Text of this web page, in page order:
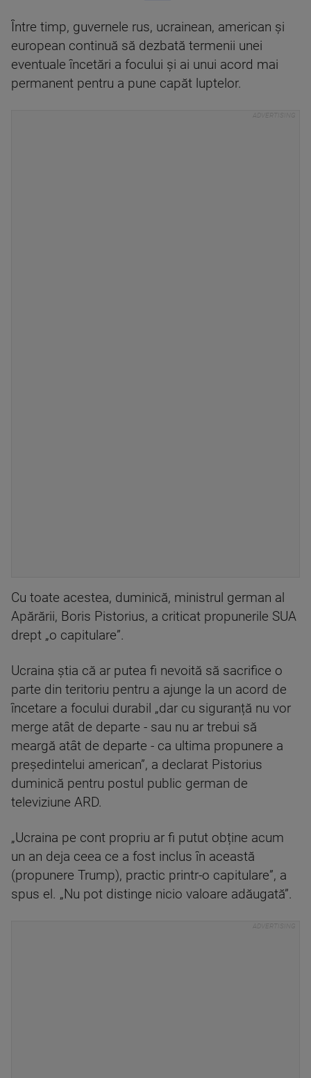
Între timp, guvernele rus, ucrainean, american și
european continuă să dezbată termenii unei
eventuale încetări a focului și ai unui acord mai
permanent pentru a pune capăt luptelor.
Cu toate acestea, duminică, ministrul german al
Apărării, Boris Pistorius, a criticat propunerile SUA
drept „o capitulare”.
Ucraina știa că ar putea fi nevoită să sacrifice o
parte din teritoriu pentru a ajunge la un acord de
încetare a focului durabil „dar cu siguranță nu vor
merge atât de departe - sau nu ar trebui să
meargă atât de departe - ca ultima propunere a
președintelui american”, a declarat Pistorius
duminică pentru postul public german de
televiziune ARD.
„Ucraina pe cont propriu ar fi putut obține acum
un an deja ceea ce a fost inclus în această
(propunere Trump), practic printr-o capitulare”, a
spus el. „Nu pot distinge nicio valoare adăugată”.